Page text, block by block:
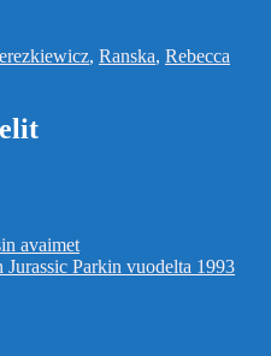
, Ranska, Rebecca
avaimet
Parkin vuodelta 1993